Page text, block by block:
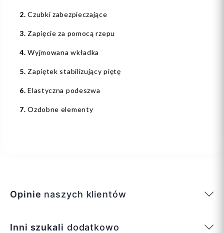
2. Czubki zabezpieczające
3. Zapięcie za pomocą rzepu
4.Wyjmowana wkładka
5. Zapiętek stabilizujący piętę
6. Elastyczna podeszwa
7.Ozdobne elementy
Opinie naszych klientów
Inni szukali dodatkowo